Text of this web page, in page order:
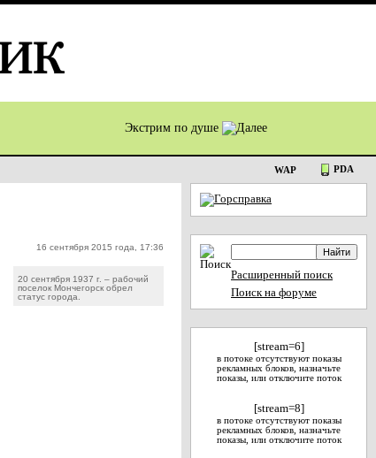
Экстрим по душе
WAP PDA
16 сентября 2015 года, 17:36
20 сентября 1937 г. – рабочий
поселок Мончегорск обрел
статус города.
Расширенный поиск
Поиск на форуме
[stream=6]
в потоке отсутствуют показы
рекламных блоков, назначьте
показы, или отключите поток
[stream=8]
в потоке отсутствуют показы
рекламных блоков, назначьте
показы, или отключите поток